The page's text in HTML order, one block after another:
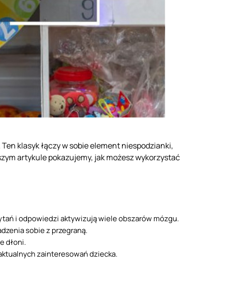
klasyk łączy w sobie element niespodzianki,
artykule pokazujemy, jak możesz wykorzystać
i odpowiedzi aktywizują wiele obszarów mózgu.
sobie z przegraną.
dłoni.
zainteresowań dziecka.